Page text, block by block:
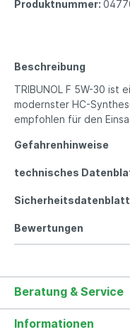
Produktnummer:
Beschreibung
TRIBUNOL F 5W-30 ist
modernster HC-
empfohlen für den
Gefahrenhinweise
technisches
Sicherheitsdatenblatt
Bewertungen
Beratung & Service
Informationen